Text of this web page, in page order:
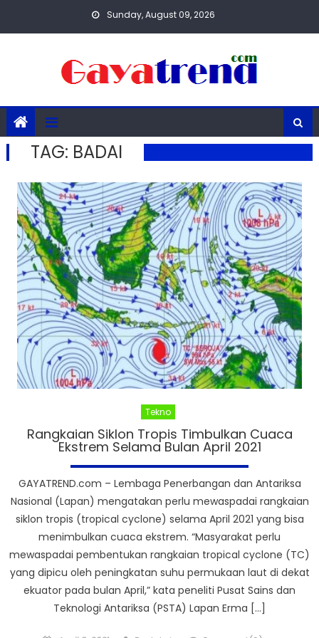
Sunday, August 09, 2026
TAG: BADAI
Tekno
Rangkaian Siklon Tropis Timbulkan Cuaca
Ekstrem Selama Bulan April 2021
GAYATREND.com – Lembaga Penerbangan dan Antariksa
Nasional (Lapan) mengatakan perlu mewaspadai rangkaian
siklon tropis (tropical cyclone) selama April 2021 yang bisa
menimbulkan cuaca ekstrem. “Masyarakat perlu
mewaspadai pembentukan rangkaian tropical cyclone (TC)
yang dipicu oleh peningkatan suhu permukaan laut di dekat
ekuator pada bulan April,” kata peneliti Pusat Sains dan
Teknologi Antariksa (PSTA) Lapan Erma […]